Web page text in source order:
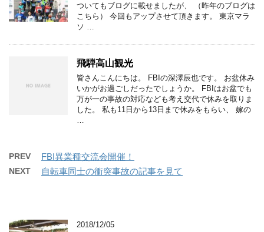
ついてもブログに載せましたが、 （昨年のブログは
こちら） 今回もアップさせて頂きます。 東京マラ
ソ …
飛騨高山観光
皆さんこんにちは。 FBIの深澤辰也です。 お盆休み
いかがお過ごしだったでしょうか。 FBIはお盆でも
万が一の事故の対応なども考え交代で休みを取りま
した。 私も11日から13日まで休みをもらい、 嫁の
PREV FBI異業種交流会開催！
NEXT 自転車同士の衝突事故の記事を見て
2018/12/05